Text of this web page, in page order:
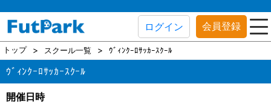
ログイン 会員登録
トップ スクール一覧 ｳﾞｨﾝｸｰﾛｻｯｶｰｽｸｰﾙ
ｳﾞｨﾝｸｰﾛｻｯｶｰｽｸｰﾙ
開催日時